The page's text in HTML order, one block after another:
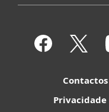
Contactos
Privacidade